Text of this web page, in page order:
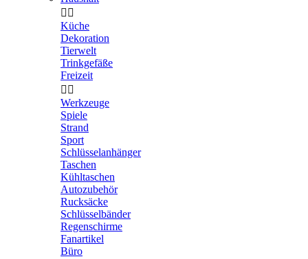
 
Küche
Dekoration
Tierwelt
Trinkgefäße
Freizeit
 
Werkzeuge
Spiele
Strand
Sport
Schlüsselanhänger
Taschen
Kühltaschen
Autozubehör
Rucksäcke
Schlüsselbänder
Regenschirme
Fanartikel
Büro